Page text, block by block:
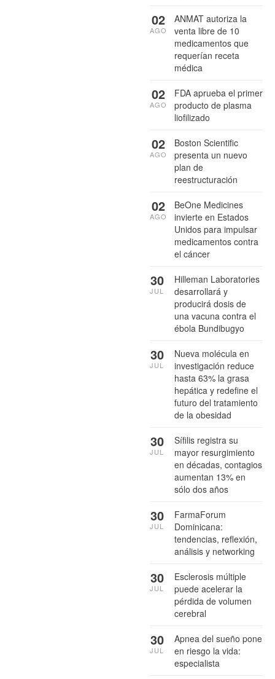
ANMAT autoriza la
venta libre de 10
medicamentos que
requerían receta
médica
02
AGO
FDA aprueba el primer
producto de plasma
liofilizado
02
AGO
Boston Scientific
presenta un nuevo
plan de
reestructuración
02
AGO
BeOne Medicines
invierte en Estados
Unidos para impulsar
medicamentos contra
el cáncer
02
AGO
Hilleman Laboratories
desarrollará y
producirá dosis de
una vacuna contra el
ébola Bundibugyo
30
JUL
Nueva molécula en
investigación reduce
hasta 63% la grasa
hepática y redefine el
futuro del tratamiento
de la obesidad
30
JUL
Sífilis registra su
mayor resurgimiento
en décadas, contagios
aumentan 13% en
sólo dos años
30
JUL
FarmaForum
Dominicana:
tendencias, reflexión,
análisis y networking
30
JUL
Esclerosis múltiple
puede acelerar la
pérdida de volumen
cerebral
30
JUL
Apnea del sueño pone
en riesgo la vida:
especialista
30
JUL